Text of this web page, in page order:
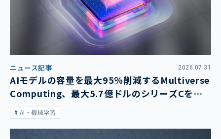
ニュース記事 2026.07.31
AIモデルの容量を最大95％削減するMultiverse
Computing、最大5.7億ドルのシリーズCを発
表AI・機械学習